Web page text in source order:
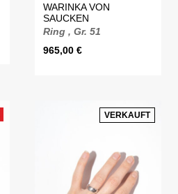
WARINKA VON
SAUCKEN
Ring , Gr. 51
965,00€
VERKAUFT